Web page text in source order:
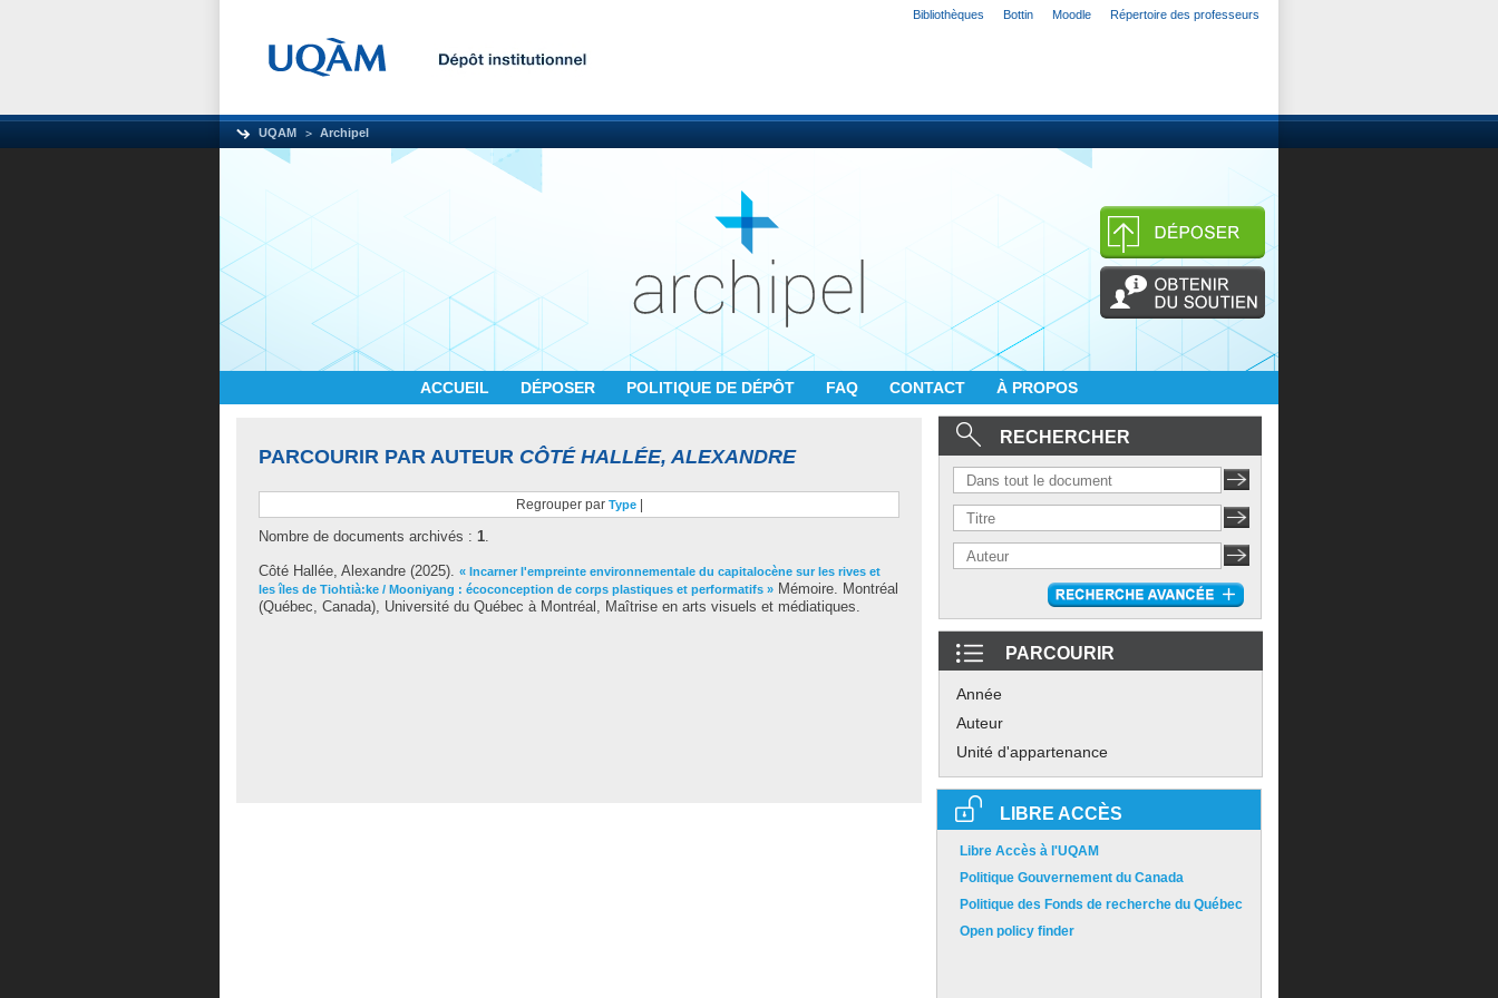
Bibliothèques Bottin Moodle Répertoire des professeurs
UQAM Archipel
ACCUEIL DÉPOSER POLITIQUE DE DÉPÔT FAQ CONTACT À PROPOS
PARCOURIR PAR AUTEUR CÔTÉ HALLÉE, ALEXANDRE
Regrouper par Type
Nombre de documents archivés : 1.
Côté Hallée, Alexandre (2025). « Incarner l'empreinte environnementale du capitalocène sur les rives et
les îles de Tiohtià:ke / Mooniyang : écoconception de corps plastiques et performatifs » Mémoire. Montréal
(Québec, Canada), Université du Québec à Montréal, Maîtrise en arts visuels et médiatiques.
RECHERCHER
PARCOURIR
Année
Auteur
Unité d'appartenance
LIBRE ACCÈS
Libre Accès à l'UQAM
Politique Gouvernement du Canada
Politique des Fonds de recherche du Québec
Open policy finder